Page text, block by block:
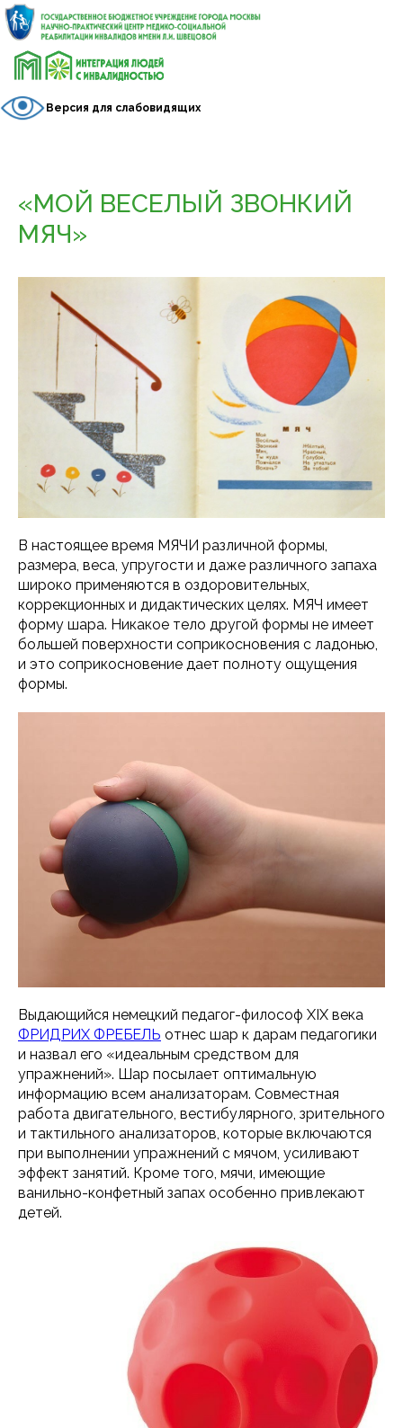
Версия для слабовидящих
«МОЙ ВЕСЕЛЫЙ ЗВОНКИЙ
МЯЧ»
В настоящее время МЯЧИ различной формы,
размера, веса, упругости и даже различного запаха
широко применяются в оздоровительных,
коррекционных и дидактических целях. МЯЧ имеет
форму шара. Никакое тело другой формы не имеет
большей поверхности соприкосновения с ладонью,
и это соприкосновение дает полноту ощущения
формы.
Выдающийся немецкий педагог-философ ХIХ века
ФРИДРИХ ФРЕБЕЛЬ отнес шар к дарам педагогики
и назвал его «идеальным средством для
упражнений». Шар посылает оптимальную
информацию всем анализаторам. Совместная
работа двигательного, вестибулярного, зрительного
и тактильного анализаторов, которые включаются
при выполнении упражнений с мячом, усиливают
эффект занятий. Кроме того, мячи, имеющие
ванильно-конфетный запах особенно привлекают
детей.